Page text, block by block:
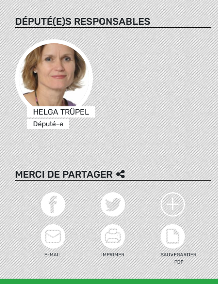
DÉPUTÉ(E)S RESPONSABLES
HELGA TRÜPEL
Député-e
MERCI DE PARTAGER
E-MAIL IMPRIMER
SAUVEGARDER
PDF